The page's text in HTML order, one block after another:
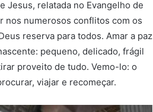
Jesus, relatada no Evangelho de
nos numerosos conflitos com os
reserva para todos. Amar a paz
pequeno, delicado, frágil
proveito de tudo. Vemo-lo: o
viajar e recomeçar.